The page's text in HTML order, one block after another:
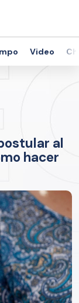
Video
al
hacer